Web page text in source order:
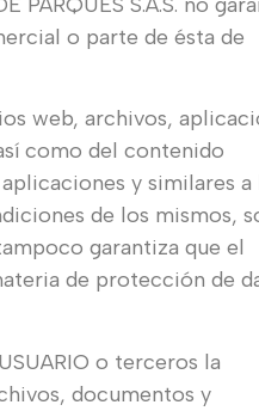
o parte de ésta de
web, archivos,
como del contenido
y similares a
de los mismos,
tampoco garantiza que el
de protección de
o terceros la
documentos y